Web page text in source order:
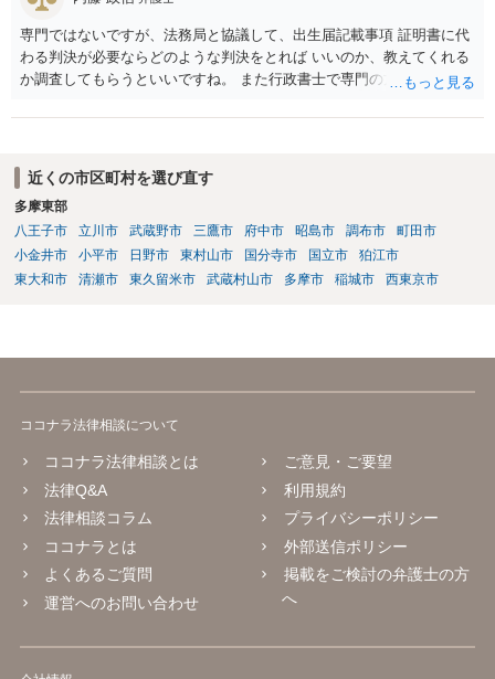
専門ではないですが、法務局と協議して、出生届記載事項 証明書に代
わる判決が必要ならどのような判決をとれば いいのか、教えてくれる
か調査してもらうといいですね。 また行政書士で専門の方がいそうな
近くの市区町村を選び直す
多摩東部
八王子市
立川市 武蔵野市 三鷹市 府中市 昭島市 調布市
町田市
小金井市
小平市 日野市 東村山市 国分寺市 国立市
狛江市
東大和市
清瀬市 東久留米市 武蔵村山市 多摩市 稲城市 西東京市
ココナラ法律相談について
ココナラ法律相談とは
法律Q&A
法律相談コラム
ココナラとは
よくあるご質問
運営へのお問い合わせ
ご意見・ご要望
利用規約
プライバシーポリシー
外部送信ポリシー
掲載をご検討の弁護士の方
へ